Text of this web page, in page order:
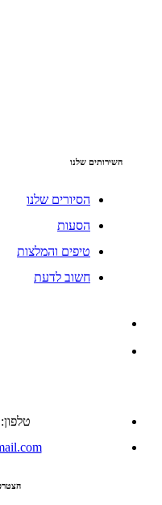
השירותים שלנו
הסיורים שלנו
הסעות
טיפים והמלצות
חשוב לדעת
טלפון: